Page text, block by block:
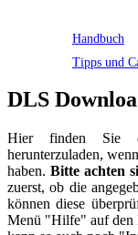
Handbuch
Tipps und
DLS
Hier finden Sie
herunterzuladen,
haben. Bitte achten
zuerst, ob die
können diese
Menü "Hilfe" auf den